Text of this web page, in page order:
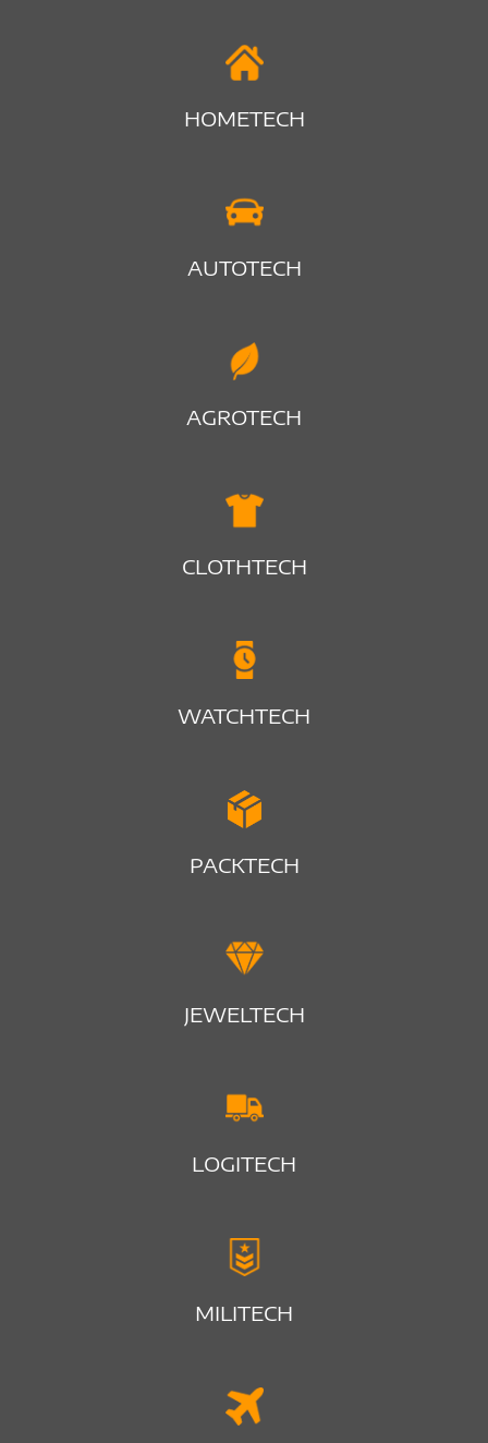
HOMETECH
AUTOTECH
AGROTECH
CLOTHTECH
WATCHTECH
PACKTECH
JEWELTECH
LOGITECH
MILITECH